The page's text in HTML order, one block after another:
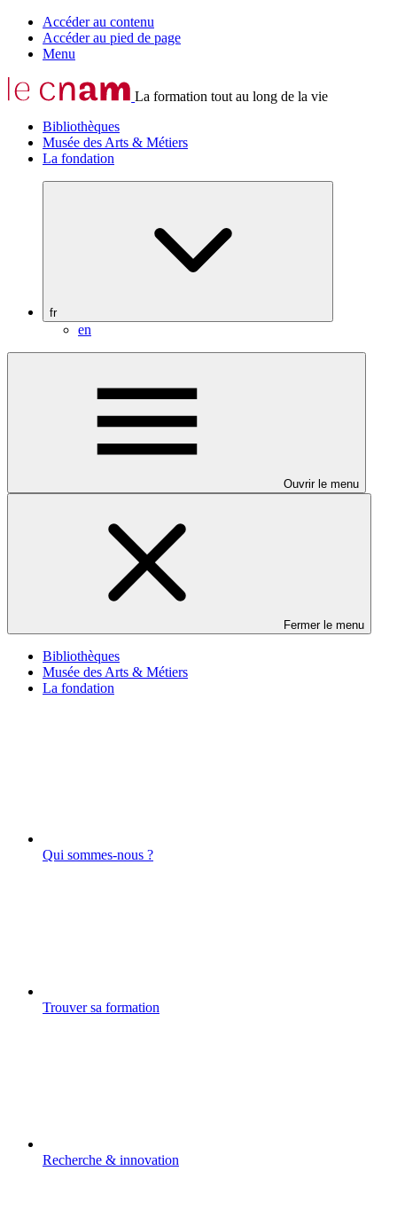
Accéder au contenu
Accéder au pied de page
Menu
La formation tout au long de la vie
Bibliothèques
Musée des Arts & Métiers
La fondation
fr
en
Ouvrir le menu
Fermer le menu
Bibliothèques
Musée des Arts & Métiers
La fondation
Qui sommes-nous ?
Trouver sa formation
Recherche & innovation